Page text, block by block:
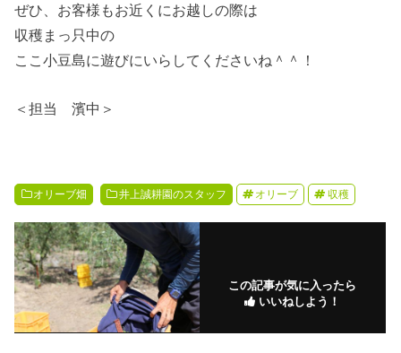
ぜひ、お客様もお近くにお越しの際は
収穫まっ只中の
ここ小豆島に遊びにいらしてくださいね＾＾！
＜担当 濱中＞
オリーブ畑 井上誠耕園のスタッフ オリーブ 収穫
この記事が気に入ったら
いいねしよう！